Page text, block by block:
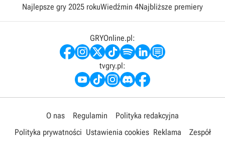
Najlepsze gry 2025 rokuWiedźmin 4Najbliższe premiery
GRYOnline.pl:
tvgry.pl:
O nas Regulamin
Polityka redakcyjna
Polityka prywatności Ustawienia cookies Reklama Zespół